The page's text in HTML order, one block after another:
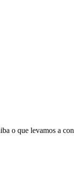
o que levamos a